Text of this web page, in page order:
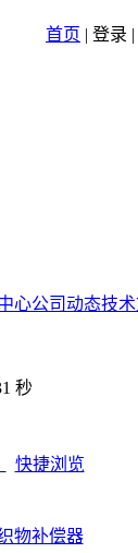
首页 | 登录 |
心公司动态技
秒
快捷浏览
物补偿器